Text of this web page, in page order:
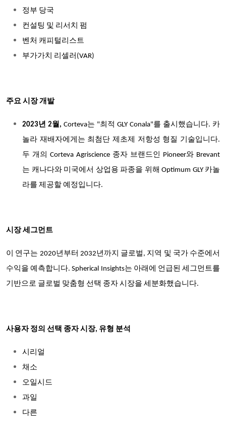
정부 당국
컨설팅 및 리서치 펌
벤처 캐피털리스트
부가가치 리셀러(VAR)
주요 시장 개발
2023년 2월, Corteva는 "최적 GLY Conala"를 출시했습니다. 카
놀라 재배자에게는 최첨단 제초제 저항성 형질 기술입니다.
두 개의 Corteva Agriscience 종자 브랜드인 Pioneer와 Brevant
는 캐나다와 미국에서 상업용 파종을 위해 Optimum GLY 카놀
라를 제공할 예정입니다.
시장 세그먼트
이 연구는 2020년부터 2032년까지 글로벌, 지역 및 국가 수준에서
수익을 예측합니다. Spherical Insights는 아래에 언급된 세그먼트를
기반으로 글로벌 맞춤형 선택 종자 시장을 세분화했습니다.
사용자 정의 선택 종자 시장, 유형 분석
시리얼
채소
오일시드
과일
다른